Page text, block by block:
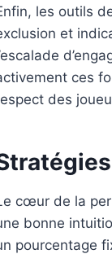
les outils
et
ces
des
cœur de la
bonne
pourcentage